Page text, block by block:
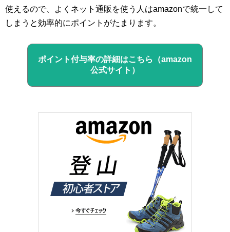
使えるので、よくネット通販を使う人はamazonで統一して
しまうと効率的にポイントがたまります。
ポイント付与率の詳細はこちら（amazon
公式サイト）